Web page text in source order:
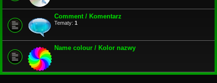
Comment / Komentarz
Tematy: 1
Name colour / Kolor nazwy